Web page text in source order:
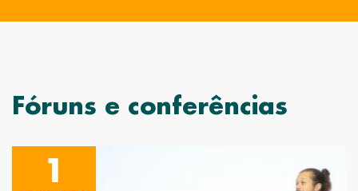
Fóruns e conferências
1